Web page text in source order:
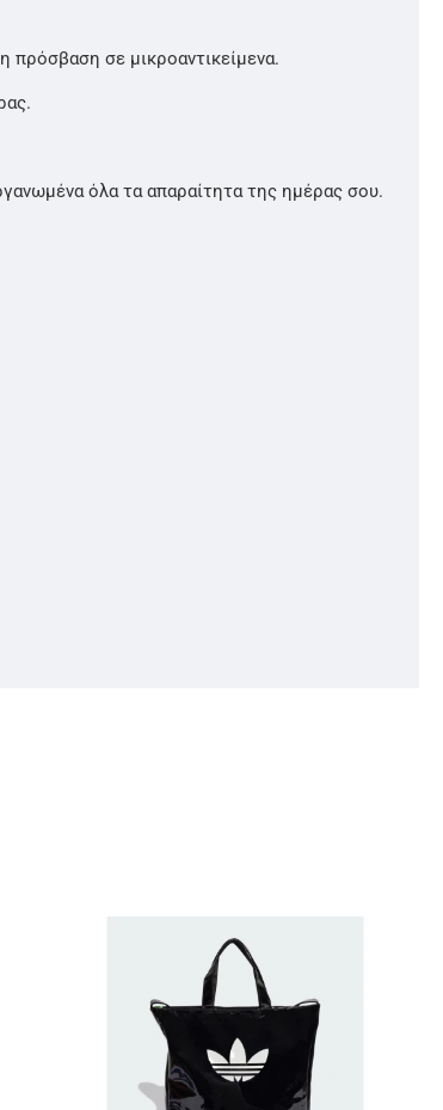
πρόσβαση σε μικροαντικείμενα.
όλα τα απαραίτητα της ημέρας σου.